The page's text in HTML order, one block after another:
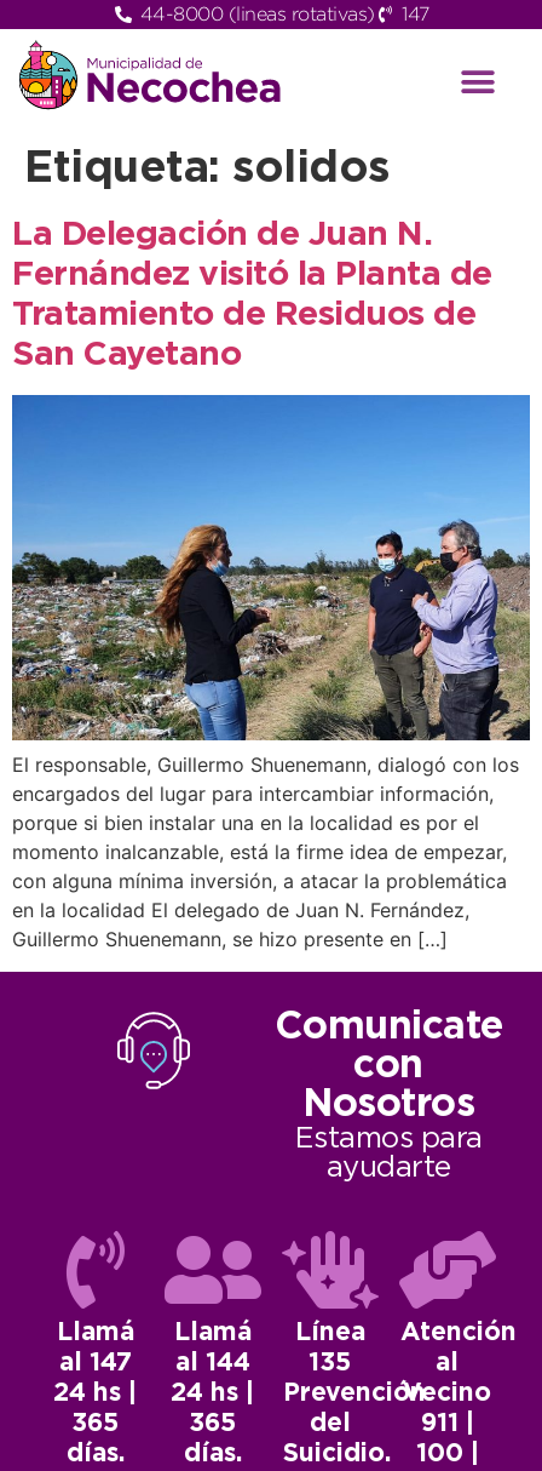
44-8000 (lineas rotativas) 147
Etiqueta: solidos
La Delegación de Juan N.
Fernández visitó la Planta de
Tratamiento de Residuos de
San Cayetano
El responsable, Guillermo Shuenemann, dialogó con los
encargados del lugar para intercambiar información,
porque si bien instalar una en la localidad es por el
momento inalcanzable, está la firme idea de empezar,
con alguna mínima inversión, a atacar la problemática
en la localidad El delegado de Juan N. Fernández,
Guillermo Shuenemann, se hizo presente en […]
Comunicate
con
Nosotros
Estamos para
ayudarte
Llamá
al 147
24 hs |
365
días.
Llamá
al 144
24 hs |
365
días.
Línea
135
Prevención
del
Suicidio.
Atención
al
Vecino
911 |
100 |